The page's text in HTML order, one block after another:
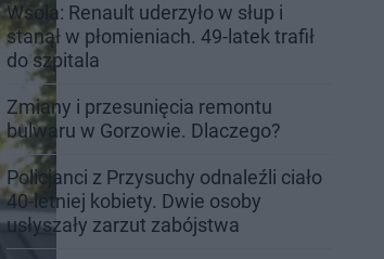
Wsola: Renault uderzyło w słup i
stanął w płomieniach. 49-latek trafił
do szpitala
Zmiany i przesunięcia remontu
bulwaru w Gorzowie. Dlaczego?
Policjanci z Przysuchy odnaleźli ciało
40-letniej kobiety. Dwie osoby
usłyszały zarzut zabójstwa